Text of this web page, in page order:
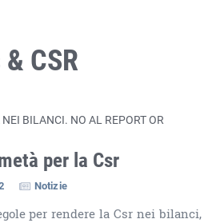
CSR
BILANCI. NO AL REPORT OR
per la Csr
Notizie
per rendere la Csr nei bilanci,